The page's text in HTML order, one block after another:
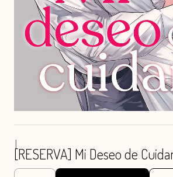
|
[RESERVA] Mi Deseo de